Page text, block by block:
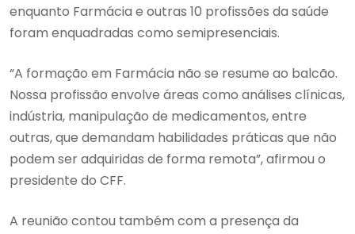
enquanto Farmácia e outras 10 profissões da saúde
foram enquadradas como semipresenciais.
“A formação em Farmácia não se resume ao balcão.
Nossa profissão envolve áreas como análises clínicas,
indústria, manipulação de medicamentos, entre
outras, que demandam habilidades práticas que não
podem ser adquiridas de forma remota”, afirmou o
presidente do CFF.
A reunião contou também com a presença da